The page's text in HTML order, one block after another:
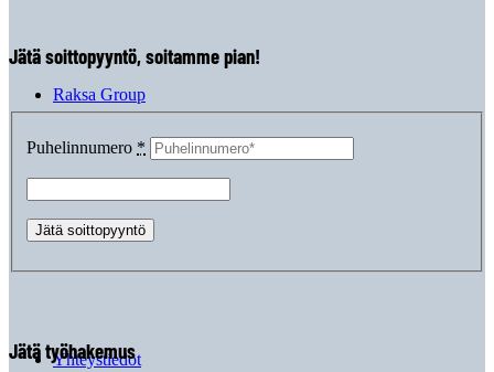
Raksa Group
Rekrytarinaa
Yhteystiedot
Jätä soittopyyntö, soitamme pian!
Puhelinnumero *
Jätä työhakemus